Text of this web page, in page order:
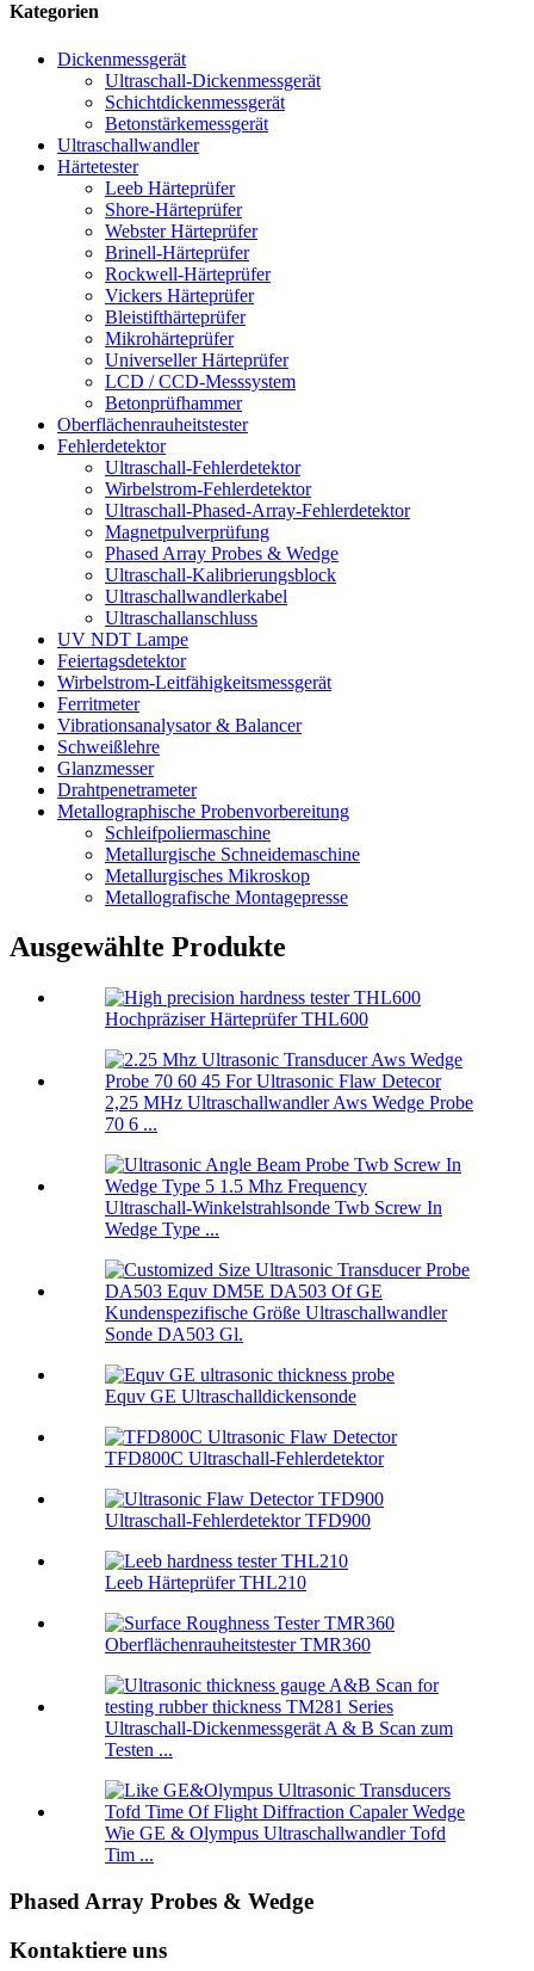
Kategorien
Dickenmessgerät
Ultraschall-Dickenmessgerät
Schichtdickenmessgerät
Betonstärkemessgerät
Ultraschallwandler
Härtetester
Leeb Härteprüfer
Shore-Härteprüfer
Webster Härteprüfer
Brinell-Härteprüfer
Rockwell-Härteprüfer
Vickers Härteprüfer
Bleistifthärteprüfer
Mikrohärteprüfer
Universeller Härteprüfer
LCD / CCD-Messsystem
Betonprüfhammer
Oberflächenrauheitstester
Fehlerdetektor
Ultraschall-Fehlerdetektor
Wirbelstrom-Fehlerdetektor
Ultraschall-Phased-Array-Fehlerdetektor
Magnetpulverprüfung
Phased Array Probes & Wedge
Ultraschall-Kalibrierungsblock
Ultraschallwandlerkabel
Ultraschallanschluss
UV NDT Lampe
Feiertagsdetektor
Wirbelstrom-Leitfähigkeitsmessgerät
Ferritmeter
Vibrationsanalysator & Balancer
Schweißlehre
Glanzmesser
Drahtpenetrameter
Metallographische Probenvorbereitung
Schleifpoliermaschine
Metallurgische Schneidemaschine
Metallurgisches Mikroskop
Metallografische Montagepresse
Ausgewählte Produkte
Hochpräziser Härteprüfer THL600
2,25 MHz Ultraschallwandler Aws Wedge Probe
70 6 ...
Ultraschall-Winkelstrahlsonde Twb Screw In
Wedge Type ...
Kundenspezifische Größe Ultraschallwandler
Sonde DA503 Gl.
Equv GE Ultraschalldickensonde
TFD800C Ultraschall-Fehlerdetektor
Ultraschall-Fehlerdetektor TFD900
Leeb Härteprüfer THL210
Oberflächenrauheitstester TMR360
Ultraschall-Dickenmessgerät A & B Scan zum
Testen ...
Wie GE & Olympus Ultraschallwandler Tofd
Tim ...
Phased Array Probes & Wedge
Kontaktiere uns